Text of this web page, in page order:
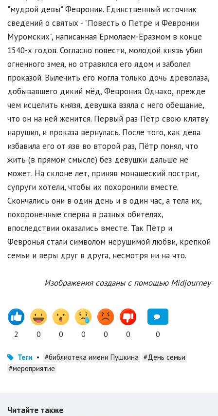
"мудрой девы" Февронии. Единственный источник
сведений о святых - "Повесть о Петре и Февронии
Муромских", написанная Ермолаем-Еразмом в конце
1540-х годов. Согласно повести, молодой князь убил
огненного змея, но отравился его ядом и заболел
проказой. Вылечить его могла только дочь древолаза,
добывавшего дикий мёд, Феврония. Однако, прежде
чем исцелить князя, девушка взяла с него обещание,
что он на ней женится. Первый раз Пётр свою клятву
нарушил, и проказа вернулась. После того, как дева
избавила его от язв во второй раз, Пётр понял, что
жить (в прямом смысле) без девушки дальше не
может. На склоне лет, приняв монашеский постриг,
супруги хотели, чтобы их похоронили вместе.
Скончались они в один день и в один час, а тела их,
похороненные сперва в разных обителях,
впоследствии оказались вместе. Так Пётр и
Февронья стали символом нерушимой любви, крепкой
семьи и веры друг в друга, несмотря ни на что.
Изображения созданы с помощью Midjourney
2 0 0 0 0 0 0
Теги • #библиотека имени Пушкина #День семьи
#мероприятие
Читайте также